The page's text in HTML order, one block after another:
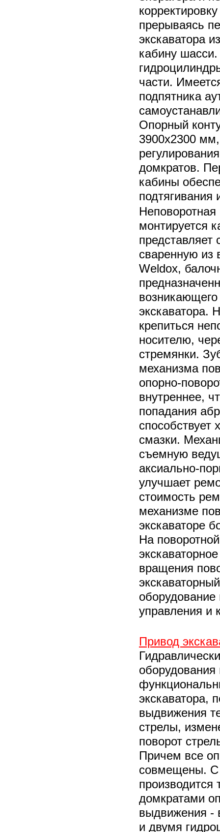
прерываясь
экскаватора
кабину
части.
подпятника
Опорный
3900х2300
домкратов.
кабины
подтягивания
Неповоротная
монтируется
сваренную из
Weldox,
экскаватора.
крепиться
носителю,
стремянки.
механизма
опорно-
внутреннее,
попадания
смазки.
съемную
аксиально-
улучшает
стоимость
механизме
экскаваторе
На
вращения
управления и
Привод
экскаватора,
выдвижения
стрелы,
поворот
Причем все
совмещены. С
производится
домкратами
выдвижения -
и двумя